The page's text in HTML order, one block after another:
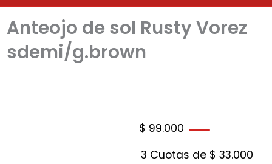
Anteojo de sol Rusty Vorez
sdemi/g.brown
$ 99.000
3 Cuotas de $ 33.000